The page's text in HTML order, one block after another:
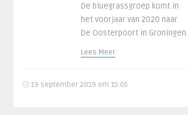
De bluegrassgroep komt in
het voorjaar van 2020 naar
De Oosterpoort in Groningen.
Lees Meer
19 september 2019 om 15:05